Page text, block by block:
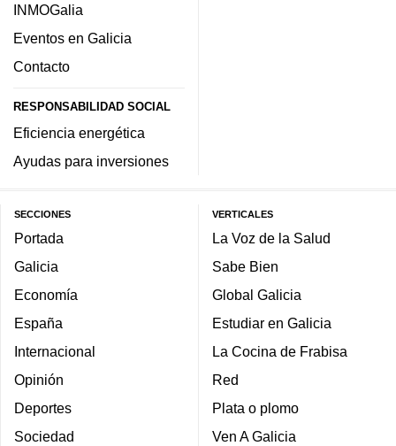
INMOGalia
Eventos en Galicia
Contacto
RESPONSABILIDAD SOCIAL
Eficiencia energética
Ayudas para inversiones
SECCIONES
Portada
Galicia
Economía
España
Internacional
Opinión
Deportes
Sociedad
VERTICALES
La Voz de la Salud
Sabe Bien
Global Galicia
Estudiar en Galicia
La Cocina de Frabisa
Red
Plata o plomo
Ven A Galicia